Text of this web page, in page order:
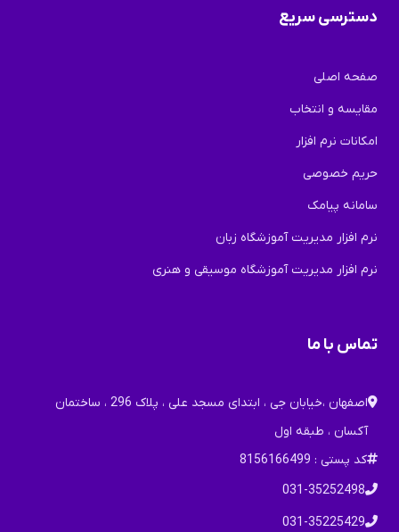
دسترسی سریع
صفحه اصلی
مقایسه و انتخاب
امکانات نرم افزار
حریم خصوصی
سامانه پیامک
نرم افزار مدیریت آموزشگاه زبان
نرم افزار مدیریت آموزشگاه موسیقی و هنری
تماس با ما
اصفهان ،خیابان جی ، ابتدای مسجد علی ، پلاک 296 ، ساختمان
آکسان ، طبقه اول
کد پستی : 8156166499
031-35252498
031-35225429